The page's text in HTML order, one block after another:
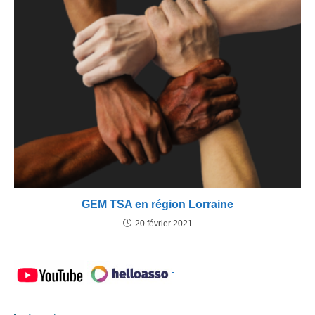
GEM TSA en région Lorraine
20 février 2021
-